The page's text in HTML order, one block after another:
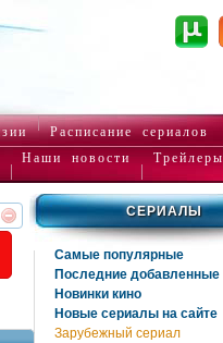
Расписание сериалов
Наши новости
Трейлеры
СЕРИАЛЫ
Самые популярные
Последние добавленные
Новинки кино
Новые сериалы на сайте
Зарубежный сериал
интересует